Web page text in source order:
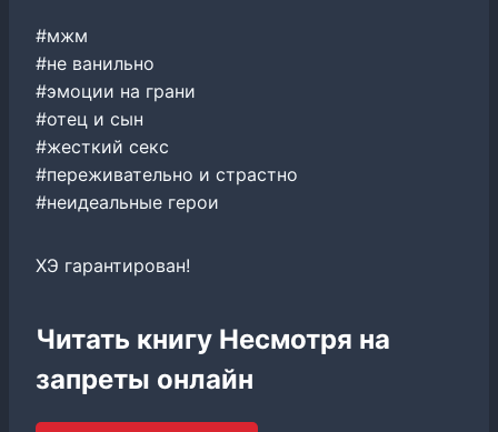
#мжм
#не ванильно
#эмоции на грани
#отец и сын
#жесткий секс
#переживательно и страстно
#неидеальные герои
ХЭ гарантирован!
Читать книгу Несмотря на
запреты онлайн